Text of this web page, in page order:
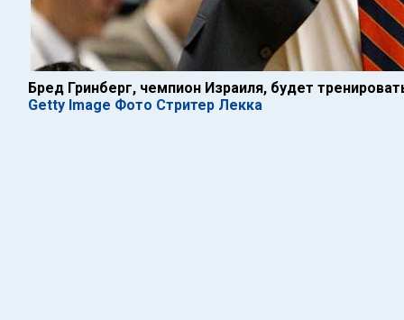
Бред Гринберг, чемпион Израиля, будет
Getty Image Фото Стритер Лекка